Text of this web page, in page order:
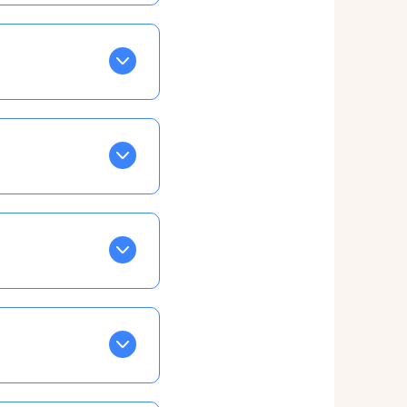
Tapez sur celle
EN VERT
la semaine, mais
ainsi vous
taux horaire
confirmations par
ce qui ne vous
à cet effet